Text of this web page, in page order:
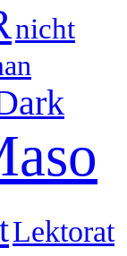
nicht
Lektorat